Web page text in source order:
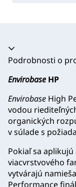
Akordeón sa zrútil
Podrobnosti o
Envirobase HP
Envirobase High
vodou
organických
v súlade s
Pokiaľ sa
viacvrstvového
vytvárajú
Performance